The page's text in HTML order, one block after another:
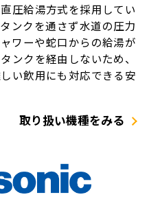
圧給湯方式を採用してい
ンクを通さず水道の圧力
ワーや蛇口からの給湯が
ンクを経由しないため、
い飲用にも対応できる安
取り扱い機種をみる